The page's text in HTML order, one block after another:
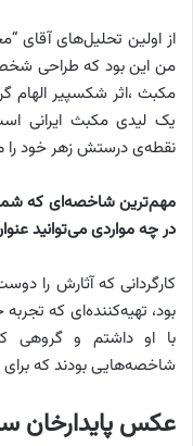
از اولین تحلیل‌های آقای
من این بود که طراحی
مکبث ،اثر شکسپیر الهام
یک لیدی مکبث ایرانی
نقطه‌ی درستش زهر خود را
مهم‌ترین شاخصه‌ای که شما
در چه مواردی می‌توانید
کارگردانی که آثارش را
بود، تهیه‌کننده‌ای که
با او داشتم و گروهی
شاخصه‌هایی بودند که برای
عکس پایدارخان